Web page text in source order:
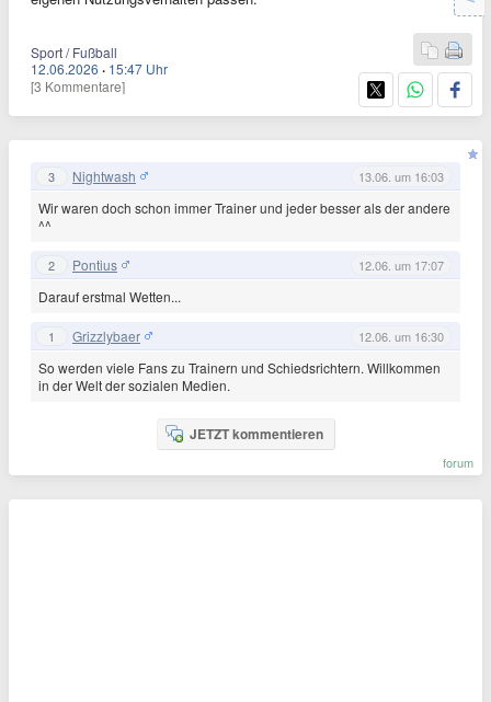
Sport / Fußball
12.06.2026 · 15:47 Uhr
[3 Kommentare]
3 Nightwash 13.06. um 16:03
Wir waren doch schon immer Trainer und jeder besser als der andere
^^
2 Pontius 12.06. um 17:07
Darauf erstmal Wetten...
1 Grizzlybaer 12.06. um 16:30
So werden viele Fans zu Trainern und Schiedsrichtern. Willkommen
in der Welt der sozialen Medien.
JETZT kommentieren
forum